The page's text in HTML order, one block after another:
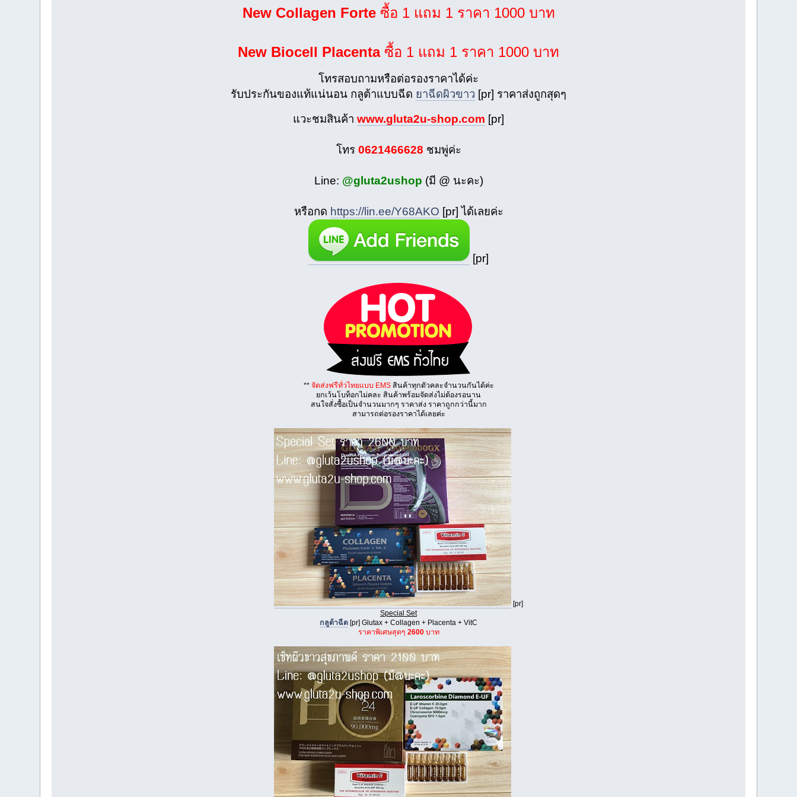
New Collagen Forteซื้อ 1 แถม 1 ราคา 1000 บาท
New Biocell Placentaซื้อ 1 แถม 1 ราคา 1000 บาท
โทรสอบถามหรือต่อรองราคาได้ค่ะ
รับประกันของแท้แน่นอน กลูต้าแบบฉีด ยาฉีดผิวขาว [pr] ราคาส่งถูกสุดๆ
แวะชมสินค้า www.gluta2u-shop.com [pr]
โทร 0621466628 ชมพู่ค่ะ
Line: @gluta2ushop (มี @ นะคะ)
หรือกด https://lin.ee/Y68AKO [pr] ได้เลยค่ะ
[pr]
** จัดส่งฟรีทั่วไทยแบบ EMSสินค้าทุกตัวคละจำนวนกันได้ค่ะ
ยกเว้นโบท็อกไม่คละ สินค้าพร้อมจัดส่งไม่ต้องรอนาน
สนใจสั่งซื้อเป็นจำนวนมากๆ ราคาส่ง ราคาถูกกว่านี้มาก
สามารถต่อรองราคาได้เลยค่ะ
[pr]
Special Set
กลูต้าฉีด [pr] Glutax + Collagen + Placenta + VitC
ราคาพิเศษสุดๆ 2600บาท